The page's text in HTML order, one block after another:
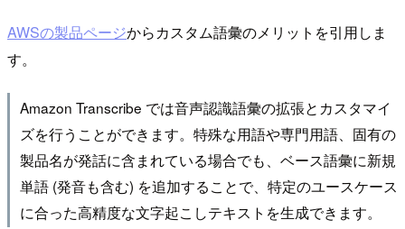
AWSの製品ページからカスタム語彙のメリットを引用しま
す。
Amazon Transcribe では音声認識語彙の拡張とカスタマイ
ズを行うことができます。特殊な用語や専門用語、固有の
製品名が発話に含まれている場合でも、ベース語彙に新規
単語 (発音も含む) を追加することで、特定のユースケース
に合った高精度な文字起こしテキストを生成できます。